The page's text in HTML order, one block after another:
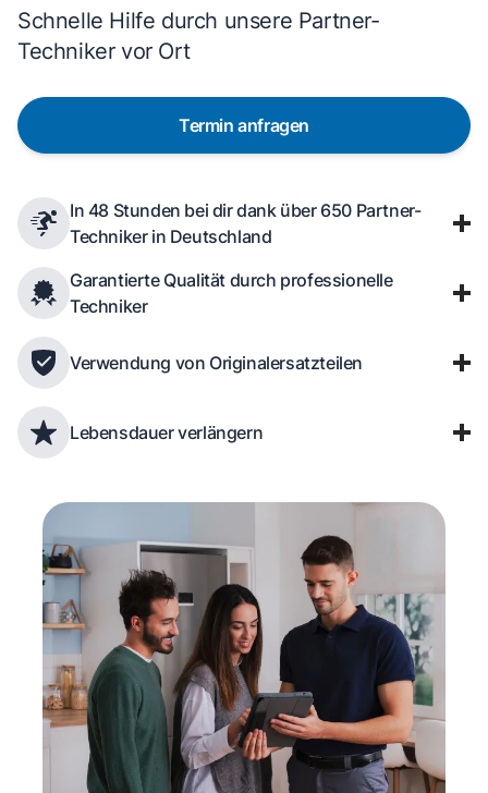
Schnelle Hilfe durch unsere Partner-
Techniker vor Ort
Termin anfragen
In 48 Stunden bei dir dank über 650 Partner-
Techniker in Deutschland
Garantierte Qualität durch professionelle
Techniker
Verwendung von Originalersatzteilen
Lebensdauer verlängern